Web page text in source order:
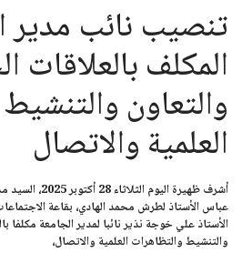
تنصيب نائب مدير
المكلف بالعلاقات
والتعاون
العلمية والاتصال
أشرف ظهيرة اليومالثلاثاء 28 أكتوبر 2025، السيد
عباسالأستاذ لطرش محمد الهادي، بقاعة
الأستاذ علي خوجة نذير نائبا لمدير الجامعة مكلفا
والتنشيط والتظاهرات العلمية والاتصال،